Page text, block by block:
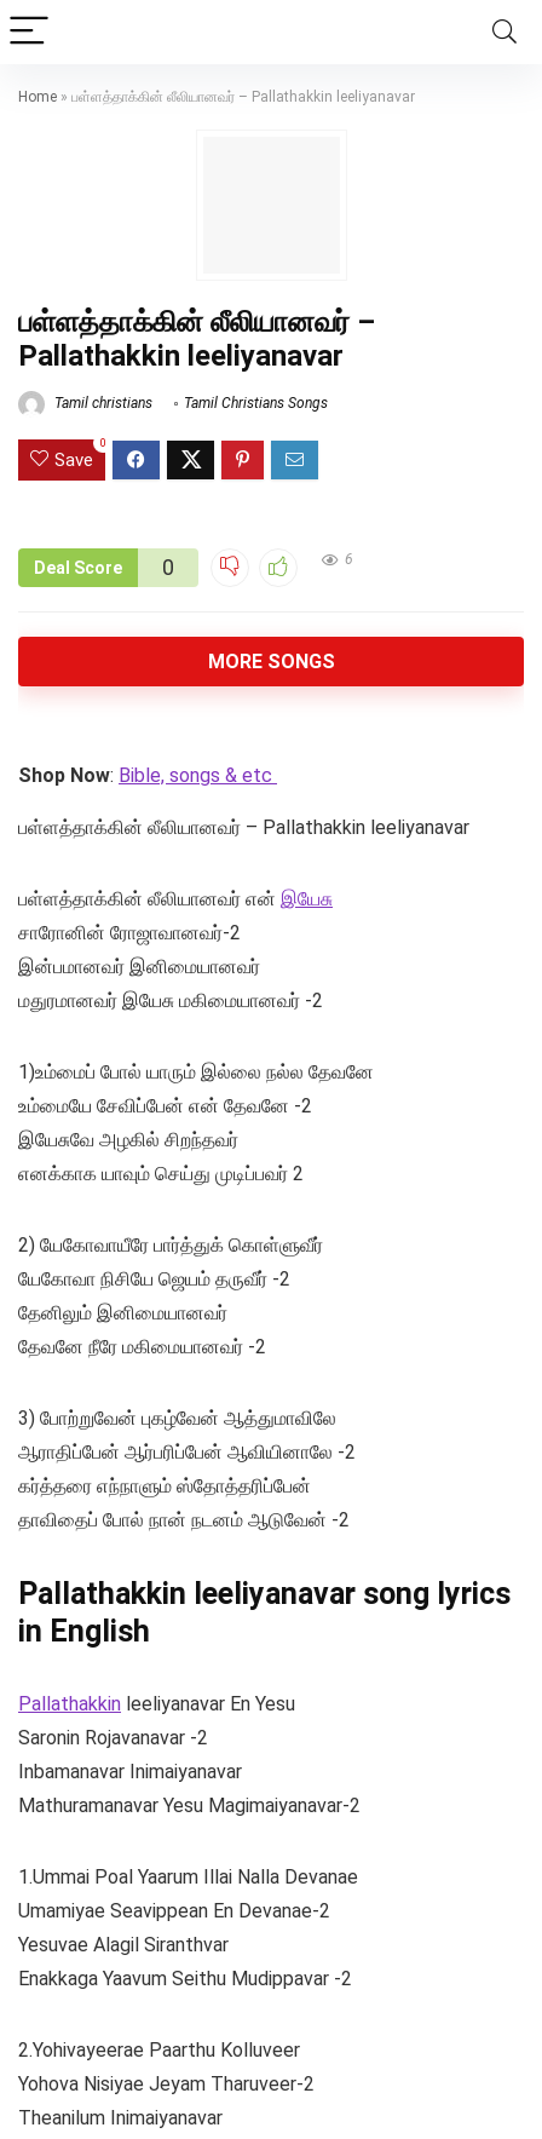
Home » பள்ளத்தாக்கின் லீலியானவர் – Pallathakkin leeliyanavar
பள்ளத்தாக்கின் லீலியானவர் –
Pallathakkin leeliyanavar
Tamil christians Tamil Christians Songs
Save
0
Deal Score 0 6
MORE SONGS
Shop Now: Bible, songs & etc
பள்ளத்தாக்கின் லீலியானவர் – Pallathakkin leeliyanavar
பள்ளத்தாக்கின் லீலியானவர் என் இயேசு
சாரோனின் ரோஜாவானவர்-2
இன்பமானவர் இனிமையானவர்
மதுரமானவர் இயேசு மகிமையானவர் -2
1)உம்மைப் போல் யாரும் இல்லை நல்ல தேவனே
உம்மையே சேவிப்பேன் என் தேவனே -2
இயேசுவே அழகில் சிறந்தவர்
எனக்காக யாவும் செய்து முடிப்பவர் 2
2) யேகோவாயீரே பார்த்துக் கொள்ளுவீர்
யேகோவா நிசியே ஜெயம் தருவீர் -2
தேனிலும் இனிமையானவர்
தேவனே நீரே மகிமையானவர் -2
3) போற்றுவேன் புகழ்வேன் ஆத்துமாவிலே
ஆராதிப்பேன் ஆர்பரிப்பேன் ஆவியினாலே -2
கர்த்தரை எந்நாளும் ஸ்தோத்தரிப்பேன்
தாவிதைப் போல் நான் நடனம் ஆடுவேன் -2
Pallathakkin leeliyanavar song lyrics
in English
Pallathakkin leeliyanavar En Yesu
Saronin Rojavanavar -2
Inbamanavar Inimaiyanavar
Mathuramanavar Yesu Magimaiyanavar-2
1.Ummai Poal Yaarum Illai Nalla Devanae
Umamiyae Seavippean En Devanae-2
Yesuvae Alagil Siranthvar
Enakkaga Yaavum Seithu Mudippavar -2
2.Yohivayeerae Paarthu Kolluveer
Yohova Nisiyae Jeyam Tharuveer-2
Theanilum Inimaiyanavar